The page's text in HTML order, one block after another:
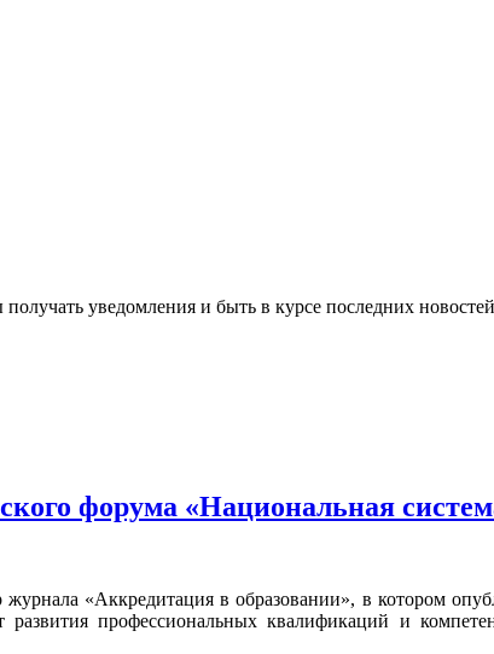
уведомления и быть в курсе последних
форума «Национальная
«Аккредитация в образовании», в котором
профессиональных квалификаций и